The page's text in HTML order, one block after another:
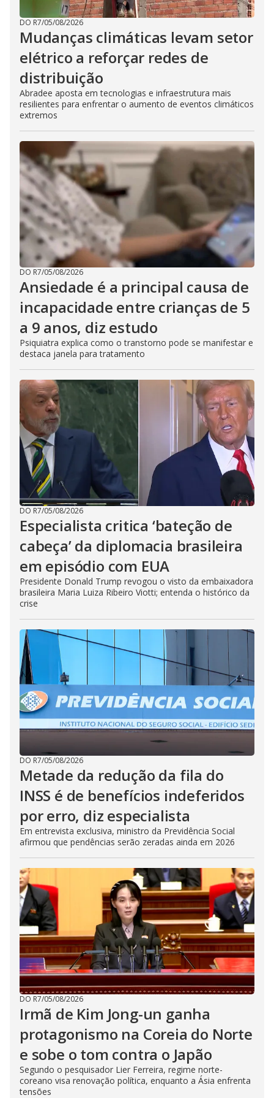
DO R7/05/08/2026
Mudanças climáticas levam setor
elétrico a reforçar redes de
distribuição
Abradee aposta em tecnologias e infraestrutura mais
resilientes para enfrentar o aumento de eventos climáticos
extremos
DO R7/05/08/2026
Ansiedade é a principal causa de
incapacidade entre crianças de 5
a 9 anos, diz estudo
Psiquiatra explica como o transtorno pode se manifestar e
destaca janela para tratamento
DO R7/05/08/2026
Especialista critica ‘bateção de
cabeça’ da diplomacia brasileira
em episódio com EUA
Presidente Donald Trump revogou o visto da embaixadora
brasileira Maria Luiza Ribeiro Viotti; entenda o histórico da
crise
DO R7/05/08/2026
Metade da redução da fila do
INSS é de benefícios indeferidos
por erro, diz especialista
Em entrevista exclusiva, ministro da Previdência Social
afirmou que pendências serão zeradas ainda em 2026
DO R7/05/08/2026
Irmã de Kim Jong-un ganha
protagonismo na Coreia do Norte
e sobe o tom contra o Japão
Segundo o pesquisador Lier Ferreira, regime norte-
coreano visa renovação política, enquanto a Ásia enfrenta
tensões